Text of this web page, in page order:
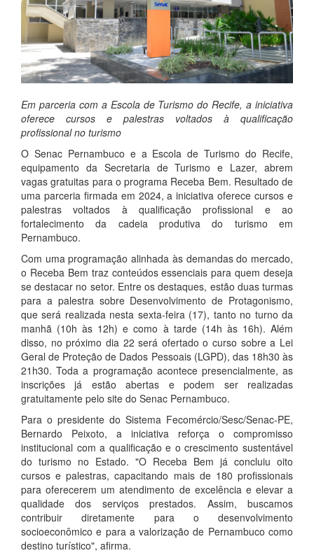
Em parceria com a Escola de Turismo do Recife, a iniciativa
oferece cursos e palestras voltados à qualificação
profissional no turismo
O Senac Pernambuco e a Escola de Turismo do Recife,
equipamento da Secretaria de Turismo e Lazer, abrem
vagas gratuitas para o programa Receba Bem. Resultado de
uma parceria firmada em 2024, a iniciativa oferece cursos e
palestras voltados à qualificação profissional e ao
fortalecimento da cadeia produtiva do turismo em
Pernambuco.
Com uma programação alinhada às demandas do mercado,
o Receba Bem traz conteúdos essenciais para quem deseja
se destacar no setor. Entre os destaques, estão duas turmas
para a palestra sobre Desenvolvimento de Protagonismo,
que será realizada nesta sexta-feira (17), tanto no turno da
manhã (10h às 12h) e como à tarde (14h às 16h). Além
disso, no próximo dia 22 será ofertado o curso sobre a Lei
Geral de Proteção de Dados Pessoais (LGPD), das 18h30 às
21h30. Toda a programação acontece presencialmente, as
inscrições já estão abertas e podem ser realizadas
gratuitamente pelo site do Senac Pernambuco.
Para o presidente do Sistema Fecomércio/Sesc/Senac-PE,
Bernardo Peixoto, a iniciativa reforça o compromisso
institucional com a qualificação e o crescimento sustentável
do turismo no Estado. "O Receba Bem já concluiu oito
cursos e palestras, capacitando mais de 180 profissionais
para oferecerem um atendimento de excelência e elevar a
qualidade dos serviços prestados. Assim, buscamos
contribuir diretamente para o desenvolvimento
socioeconômico e para a valorização de Pernambuco como
destino turístico", afirma.